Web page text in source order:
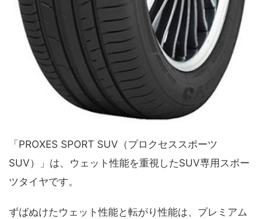
「PROXES SPORT SUV（プロクセススポーツ
SUV）」は、ウェット性能を重視したSUV専用スポー
ツタイヤです。
ずばぬけたウェット性能と転がり性能は、プレミアム